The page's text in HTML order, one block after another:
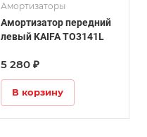
Амортизаторы
Амортизатор передний
левый KAIFA TO3141L
5 280 ₽
В корзину